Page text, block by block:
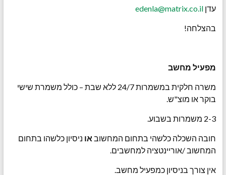
עדן edenla@matrix.co.il
בהצלחה!
מפעיל מחשב
משרה חלקית במשמרות 24/7 ללא שבת – כולל משמרת שישי
בוקר או מוצ"ש.
2-3 משמרות בשבוע.
חובה השכלה כלשהי בתחום המחשוב או ניסיון כלשהו בתחום
המחשוב /אוריינטציה למחשבים.
אין צורך בניסיון כמפעיל מחשב.